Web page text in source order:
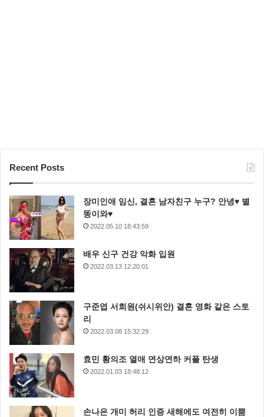
Recent Posts
장미인애 임신, 결혼 남자친구 누구? 안녕♥ 별
똥이와♥
2022.05.10 18:43:59
배우 신구 건강 악화 입원
2022.03.13 12:20:01
구준엽 서희원(쉬시위안) 결혼 영화 같은 스토
리
2022.03.08 15:32:29
효민 황의조 열애 연상연하 커플 탄생
2022.01.03 18:48:12
손나은 개미 허리 인증 새해에도 여전히 이뿜